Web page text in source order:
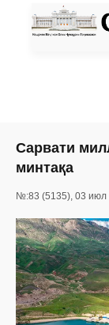
Сарвати
минтақа
№:83 (5135), 03 июл